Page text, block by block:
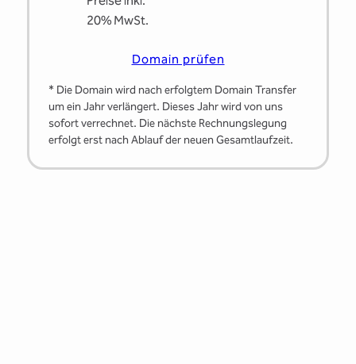
20% MwSt.
Domain prüfen
* Die Domain wird nach erfolgtem Domain Transfer
um ein Jahr verlängert. Dieses Jahr wird von uns
sofort verrechnet. Die nächste Rechnungslegung
erfolgt erst nach Ablauf der neuen Gesamtlaufzeit.